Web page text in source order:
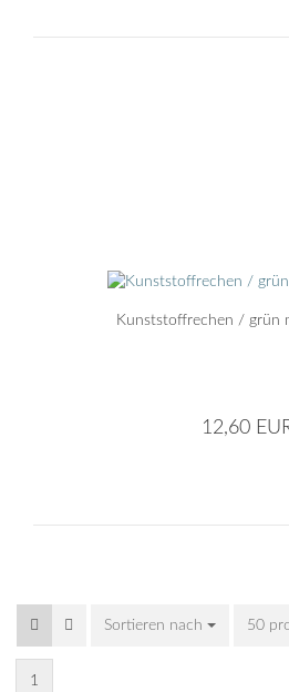
Kunststoffrechen / grün
12,60
Sortieren nach
Sortieren nach 50
pro
1